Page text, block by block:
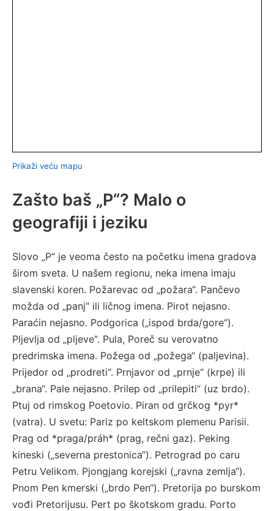
Prikaži veću mapu
Zašto baš „P“? Malo o
geografiji i jeziku
Slovo „P“ je veoma često na početku imena gradova
širom sveta. U našem regionu, neka imena imaju
slavenski koren. Požarevac od „požara“. Pančevo
možda od „panj“ ili ličnog imena. Pirot nejasno.
Paraćin nejasno. Podgorica („ispod brda/gore“).
Pljevlja od „pljeve“. Pula, Poreč su verovatno
predrimska imena. Požega od „požega“ (paljevina).
Prijedor od „prodreti“. Prnjavor od „prnje“ (krpe) ili
„brana“. Pale nejasno. Prilep od „prilepiti“ (uz brdo).
Ptuj od rimskog Poetovio. Piran od grčkog *pyr*
(vatra). U svetu: Pariz po keltskom plemenu Parisii.
Prag od *praga/práh* (prag, rečni gaz). Peking
kineski („severna prestonica“). Petrograd po caru
Petru Velikom. Pjongjang korejski („ravna zemlja“).
Pnom Pen kmerski („brdo Pen“). Pretorija po burskom
vođi Pretorijusu. Pert po škotskom gradu. Porto